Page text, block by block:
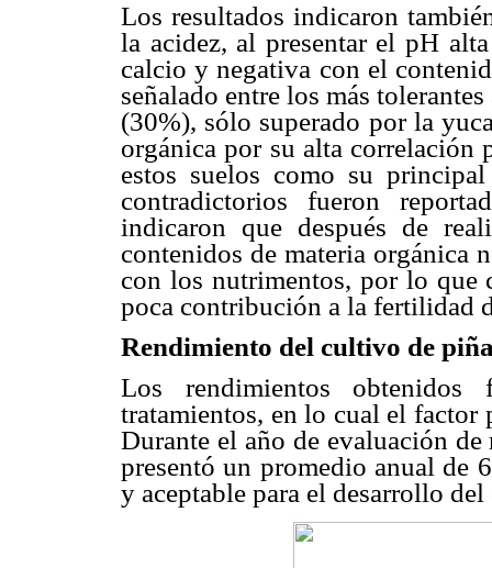
Los resultados indicaron
la acidez, al presentar el pH
calcio y negativa con el
señalado entre los más
(30%), sólo superado por la
orgánica por su alta correlación
estos suelos como su
contradictorios fueron
indicaron que después de
contenidos de materia orgánica
con los nutrimentos, por lo que
poca contribución a la fertilidad
Rendimiento del cultivo de
Los rendimientos
tratamientos, en lo cual el
Durante el año de evaluación
presentó un promedio anual de
y aceptable para el desarrollo